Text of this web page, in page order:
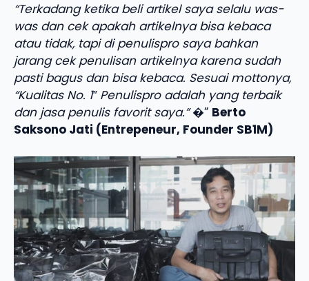
“Terkadang ketika beli artikel saya selalu was-
was dan cek apakah artikelnya bisa kebaca
atau tidak, tapi di penulispro saya bahkan
jarang cek penulisan artikelnya karena sudah
pasti bagus dan bisa kebaca. Sesuai mottonya,
“Kualitas No. 1″ Penulispro adalah yang terbaik
dan jasa penulis favorit saya.”�” Berto
Saksono Jati (Entrepeneur, Founder SB1M)